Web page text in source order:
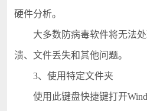
硬件分析。
大多数防病毒软件将无法处
溃、文件丢失和其他问题。
3、使用特定文件夹
使用此键盘快捷键打开